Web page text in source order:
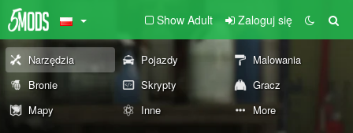
Show Adult Zaloguj się
Narzędzia Pojazdy
Malowania
Bronie
Skrypty
Gracz
Mapy
Inne More